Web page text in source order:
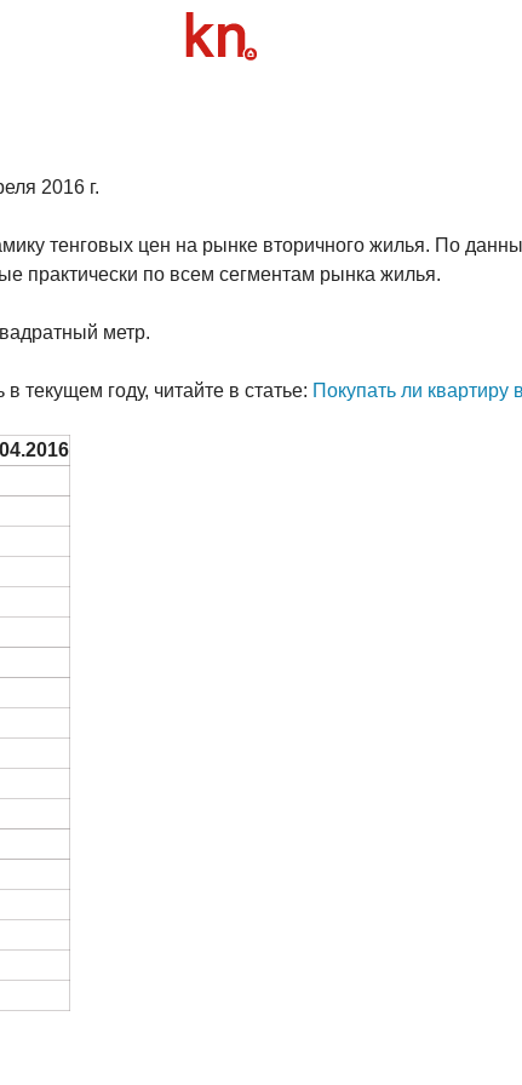
2016 г.
тенговых цен на рынке вторичного жилья. По
практически по всем сегментам рынка жилья.
метр.
текущем году, читайте в статье: Покупать ли квартиру